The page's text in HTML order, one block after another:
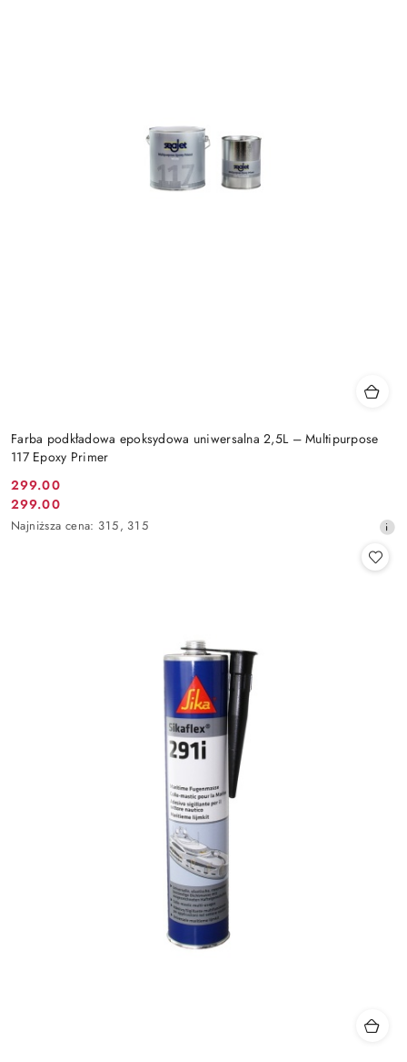
Farba podkładowa epoksydowa uniwersalna 2,5L – Multipurpose
117 Epoxy Primer
Cena
promocyjna:
299.00
Cena
promocyjna:
299.00
Najniższa
Najniższa cena: 315, 315